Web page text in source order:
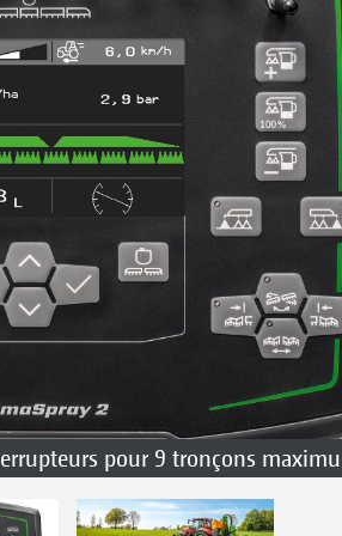
pour 9 tronçons